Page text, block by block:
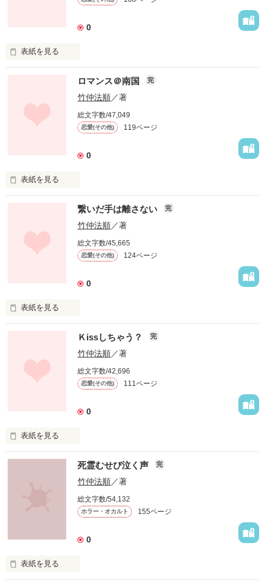
0
表紙を見る
地方都市であるＲ県の悠洋大学の文学部に通うボクと愛海。知
り合ったときからすでに愛は芽生えていた。とろけるように甘
い学園ラブストーリー！
作品を読む
ロマンス＠南国 完
竹仲法順／著
総文字数/47,049
恋愛(その他) 119ページ
0
表紙を見る
銀座のクラブで店長をやっているあたしと、新宿のホストクラ
ブでホストをしている喬――、常夏の島での二人きりのバカン
スはすでに始まっていた。
作品を読む
繋いだ手は離さない 完
竹仲法順／著
総文字数/45,665
恋愛(その他) 124ページ
0
表紙を見る
高北大学人文学部で出会ったボクと愛理香が紡ぎ出す甘い甘い
ロマンス。その結末は一体……？
ちょっとエッチで、ちょっぴり切ない学園ラブストーリー！
作品を読む
Ｋissしちゃう？ 完
竹仲法順／著
総文字数/42,696
恋愛(その他) 111ページ
0
表紙を見る
僕と恋人の早紀。確かに二人は愛し合っていた。早紀が「キス
しない？」とまるでねだるように言うたびに、僕たちは互いの
唇同士を重ね合わせ、込み上げてくる愛おしさを確かめ合う。
死霊むせび泣く声 完
竹仲法順／著
総文字数/54,132
ホラー・オカルト 155ページ
0
表紙を見る